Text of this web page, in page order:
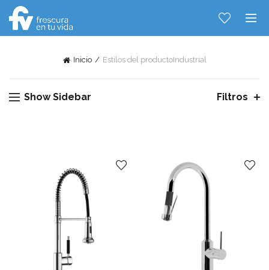
Inicio Estilos del productoIndustrial
Show Sidebar Filtros
Hablemos...
Solo tenes que decirme: Hola